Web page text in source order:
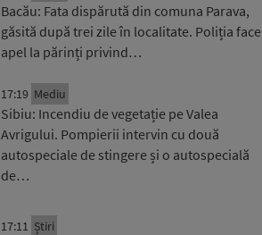
Bacău: Fata dispărută din comuna Parava,
găsită după trei zile în localitate. Poliția face
apel la părinți privind…
17:19 Mediu
Sibiu: Incendiu de vegetație pe Valea
Avrigului. Pompierii intervin cu două
autospeciale de stingere și o autospecială
de…
17:11 Știri